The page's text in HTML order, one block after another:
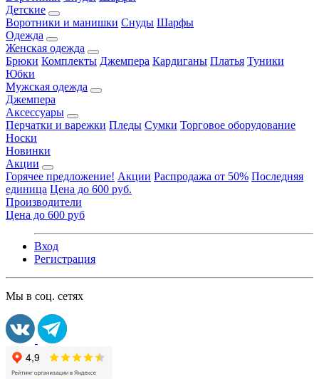
Детские
Воротники и манишки Снуды Шарфы
Одежда
Женская одежда
Брюки Комплекты Джемпера Кардиганы Платья Туники
Юбки
Мужская одежда
Джемпера
Аксессуары
Перчатки и варежки Пледы Сумки Торговое оборудование
Носки
Новинки
Акции
Горячее предложение! Акции Распродажа от 50% Последняя
единица Цена до 600 руб.
Производители
Цена до 600 руб
Вход
Регистрация
Мы в соц. сетях